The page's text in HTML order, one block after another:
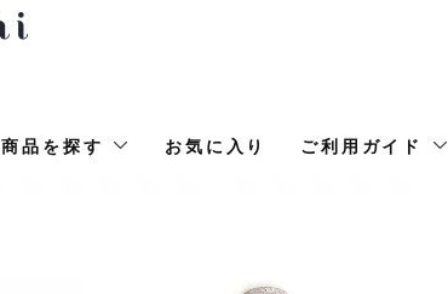
商品を探す お気に入り ご利用ガイド